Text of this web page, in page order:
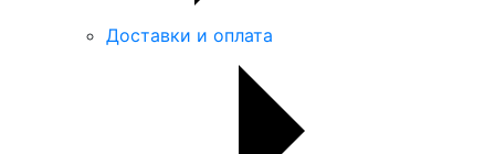
Доставки и оплата